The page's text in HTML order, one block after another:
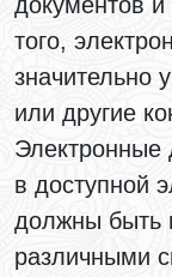
того,
значительно
или другие
Электронные
в доступной
должны быть
различными